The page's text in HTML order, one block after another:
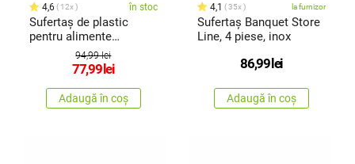
4,6 12x în stoc
Sufertaș de plastic
pentru alimente
Banquet Avanza, 2,8 l, 4
părți multicolor
94,99 lei
77,99 lei
Adaugă în coș
4,1 35x la furnizor
Sufertaș Banquet Store
Line, 4 piese, inox
86,99 lei
Adaugă în coș